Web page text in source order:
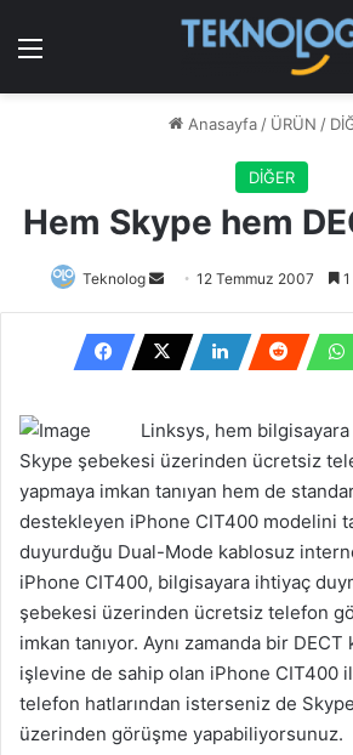
Menü
Anasayfa / ÜRÜN /
DİĞER
Hem Skype hem
Teknolog
Bir
posta
göndermek
12 Temmuz 2007 1
Linksys, hem
Skype şebekesi üzerinden ücretsiz
yapmaya imkan tanıyan hem de
destekleyen iPhone CIT400 modelini
duyurduğu Dual-Mode kablosuz
iPhone CIT400, bilgisayara ihtiyaç
şebekesi üzerinden ücretsiz telefon
imkan tanıyor. Aynı zamanda bir
işlevine de sahip olan iPhone CIT400
telefon hatlarından isterseniz de
üzerinden görüşme yapabiliyorsunuz.